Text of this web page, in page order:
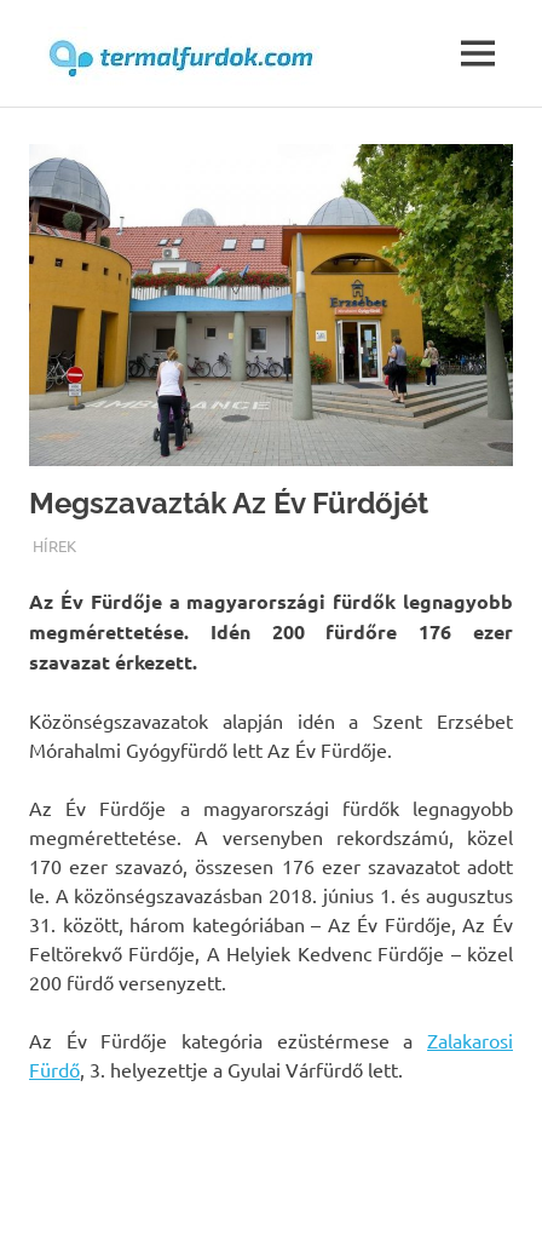
content
MENU
Megszavazták Az Év Fürdőjét
TERMALFURDOK.COM
HÍREK
Az Év Fürdője a magyarországi fürdők legnagyobb
megmérettetése. Idén 200 fürdőre 176 ezer
szavazat érkezett.
Közönségszavazatok alapján idén a Szent Erzsébet
Mórahalmi Gyógyfürdő lett Az Év Fürdője.
Az Év Fürdője a magyarországi fürdők legnagyobb
megmérettetése. A versenyben rekordszámú, közel
170 ezer szavazó, összesen 176 ezer szavazatot adott
le. A közönségszavazásban 2018. június 1. és augusztus
31. között, három kategóriában – Az Év Fürdője, Az Év
Feltörekvő Fürdője, A Helyiek Kedvenc Fürdője – közel
200 fürdő versenyzett.
Az Év Fürdője kategória ezüstérmese a Zalakarosi
Fürdő , 3. helyezettje a Gyulai Várfürdő lett.